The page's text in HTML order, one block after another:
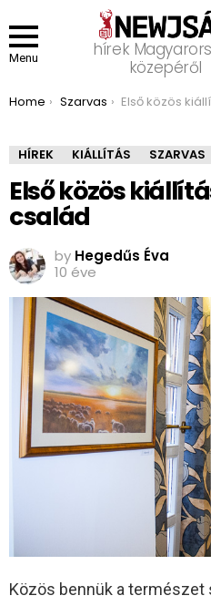
Menu
hírek
közepéről
You are here:
Home Szarvas Első közös kiállításán a Terhes
HÍREK KIÁLLÍTÁS SZARVAS
Első közös
család
by Hegedűs Éva
10 éve
Közös bennük a